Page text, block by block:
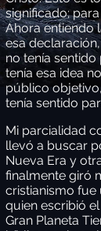
significado;
Ahora entiendo
esa
no tenía
tenía esa idea
público
tenía sentido
Mi parcialidad
llevó a buscar
Nueva Era y
finalmente giró
cristianismo fue
quien escribió
Gran Planeta